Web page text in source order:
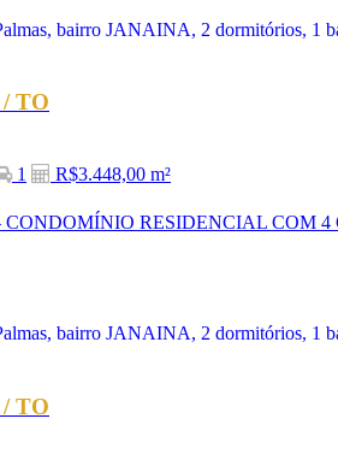
TO
1 R$3.448,00 m²
RESIDENCIAL COM 4
TO